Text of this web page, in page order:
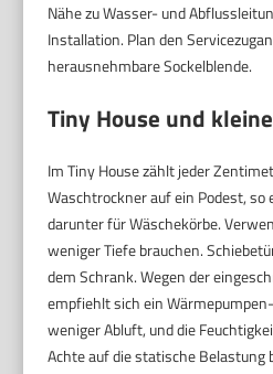
Nähe zu Wasser- und
Installation. Plan den
herausnehmbare Sockelblende.
Tiny House und
Im Tiny House zählt jeder
Waschtrockner auf ein Podest,
darunter für Wäschekörbe.
weniger Tiefe brauchen.
dem Schrank. Wegen der
empfiehlt sich ein
weniger Abluft, und die
Achte auf die statische Belastung